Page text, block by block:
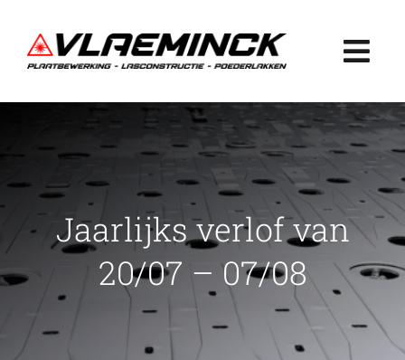
naar
inhoud
Plaatbewerking
Lasconstructie
Poederlakken
Jaarlijks verlof van
20/07 – 07/08